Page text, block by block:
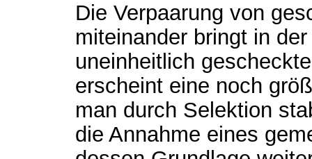
Die Verpaarung von
miteinander bringt in
uneinheitlich
erscheint eine noch
man durch Selektion
die Annahme eines